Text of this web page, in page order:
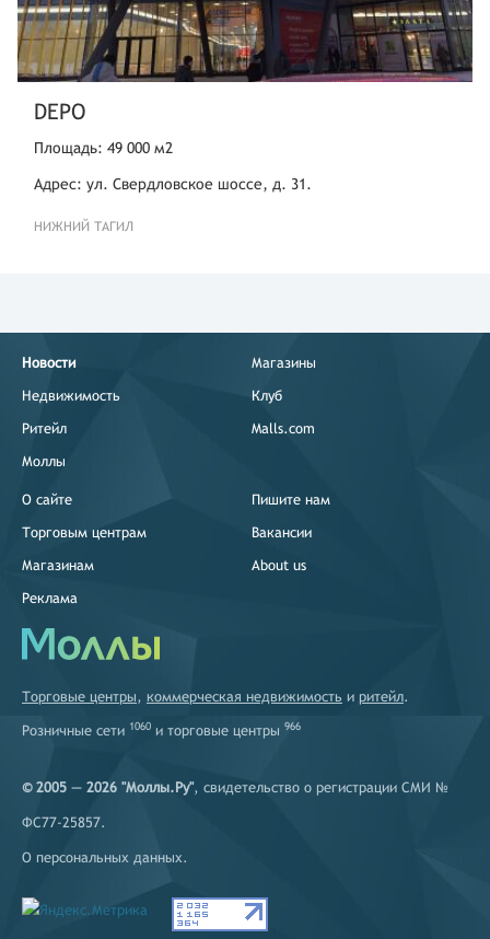
DEPO
Площадь: 49 000 м2
Адрес: ул. Свердловское шоссе, д. 31.
НИЖНИЙ ТАГИЛ
Новости
Недвижимость
Ритейл
Моллы
Магазины
Клуб
Malls.com
О сайте
Торговым центрам
Магазинам
Реклама
Пишите нам
Вакансии
About us
Торговые центры, коммерческая недвижимость и ритейл.
Розничные сети 1060 и торговые центры 966
© 2005 — 2026 "Моллы.Ру", свидетельство о регистрации СМИ №
ФС77-25857.
О персональных данных.